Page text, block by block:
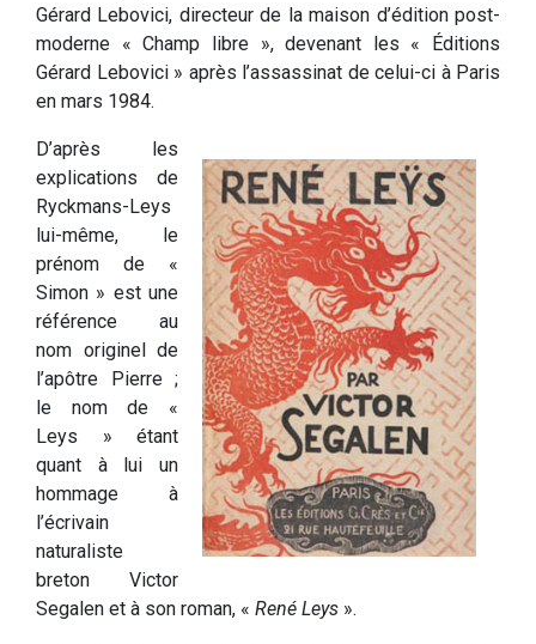
Gérard Lebovici, directeur de la maison d’édition post-
moderne « Champ libre », devenant les « Éditions
Gérard Lebovici » après l’assassinat de celui-ci à Paris
en mars 1984.
D’après les
explications de
Ryckmans-Leys
lui-même, le
prénom de «
Simon » est une
référence au
nom originel de
l’apôtre Pierre ;
le nom de «
Leys » étant
quant à lui un
hommage à
l’écrivain
naturaliste
breton Victor
Segalen et à son roman, « René Leys ».